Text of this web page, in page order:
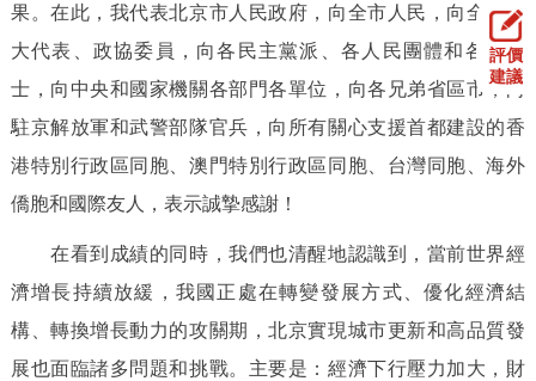
果。在此，我代表北京市人民政府，向全市人民，向全體人
大代表、政協委員，向各民主黨派、各人民團體和各界人
士，向中央和國家機關各部門各單位，向各兄弟省區市，向
駐京解放軍和武警部隊官兵，向所有關心支援首都建設的香
港特別行政區同胞、澳門特別行政區同胞、台灣同胞、海外
僑胞和國際友人，表示誠摯感謝！
在看到成績的同時，我們也清醒地認識到，當前世界經
濟增長持續放緩，我國正處在轉變發展方式、優化經濟結
構、轉換增長動力的攻關期，北京實現城市更新和高品質發
展也面臨諸多問題和挑戰。主要是：經濟下行壓力加大，財
評價
建議